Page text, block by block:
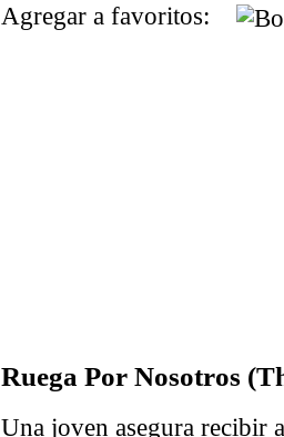
Agregar a favoritos:
Ruega Por Nosotros
Una joven asegura recibir